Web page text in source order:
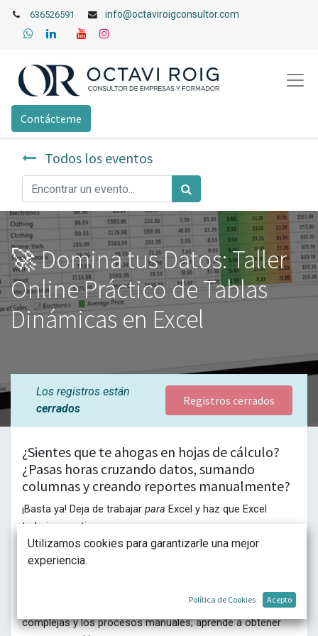
636526591 info@octaviroigconsultor.com
Contácteme
Todos los eventos
🚀 Domina tus Datos: Taller
Online Práctico de Tablas
Dinámicas en Excel
Los registros están
cerrados
Registros cerrados
¿Sientes que te ahogas en hojas de cálculo?
¿Pasas horas cruzando datos, sumando
columnas y creando reportes manualmente?
¡Basta ya! Deja de trabajar para Excel y haz que Excel
trabaje
para ti.
En este taller 100% práctico, descubrirás el poder de las
información en segundos. Olvídate de las fórmulas
complejas y los procesos manuales; aprende a obtener
Utilizamos cookies para garantizarle una mejor
experiencia.
Política de Cookies Acepto